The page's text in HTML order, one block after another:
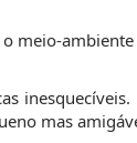
meio-
mas